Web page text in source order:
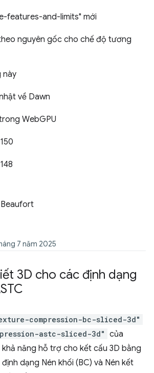
features-and-limits" mới
nguyên gốc cho chế độ tương
này
về Dawn
WebGPU
7 năm 2025
3D cho các định dạng
compression-bc-sliced-3d"
astc-sliced-3d" của
năng hỗ trợ cho kết cấu 3D bằng
dạng Nén khối (BC) và Nén kết